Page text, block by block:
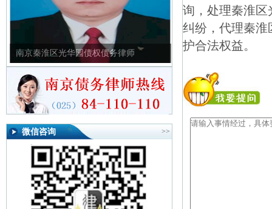
南京秦淮区光华园债权债务律师
微信咨询 >>
询，处理秦淮区
纠纷，代理秦淮
护合法权益。